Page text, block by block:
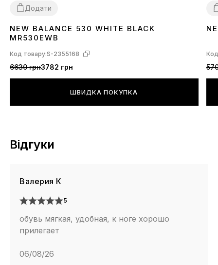
Додати
3637 3839404142 43444546
NEW BALANCE 530 WHITE BLACK
MR530EWB
Код товару:S-2355168
6630 грн3782 грн
ШВИДКА ПОКУПКА
Відгуки
Валерия К
5
обувь мягкая, удобная, к ноге хорошо
прилегает
06/08/26